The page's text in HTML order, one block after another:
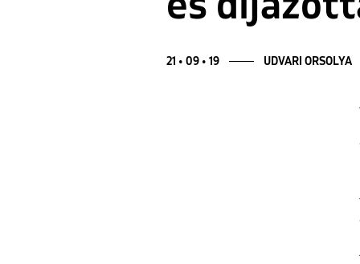
21 • 09 • 19 UDVARI ORSOLYA